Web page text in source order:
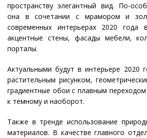
пространству элегантный вид. По-
она в сочетании с мрамором и
современных интерьерах 2020 года
акцентные стены, фасады мебели,
порталы.
Актуальными будут в интерьере 2020
растительным рисунком,
градиентные обои с плавным
к темному и наоборот.
Также в тренде использование
материалов. В качестве главного